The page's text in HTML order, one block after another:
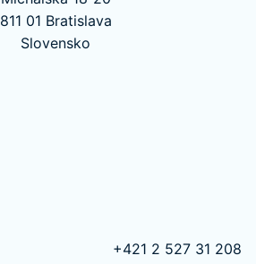
811 01 Bratislava
Slovensko
+421 2 527 31 208